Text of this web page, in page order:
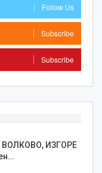
Follow Us
Subscribe
Subscribe
ИЗГОРЕ